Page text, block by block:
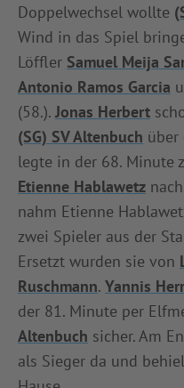
Doppelwechsel wollte
Wind in das Spiel
Löffler Samuel Meija
Antonio Ramos Garcia
(58.). Jonas Herbert
(SG) SV Altenbuch über
legte in der 68. Minute
Etienne Hablawetz
nahm Etienne
zwei Spieler aus der
Ersetzt wurden sie von
Ruschmann. Yannis
der 81. Minute per
Altenbuch sicher. Am
als Sieger da und